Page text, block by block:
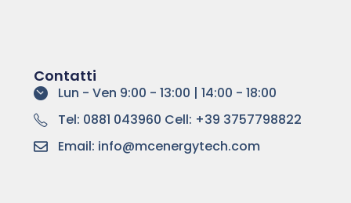
Contatti
Lun - Ven 9:00 - 13:00 | 14:00 - 18:00
Tel: 0881 043960 Cell: +39 3757798822
Email: info@mcenergytech.com